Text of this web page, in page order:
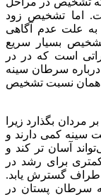
اما تشخیص زود
به علت عدم آگاهی
بسیار سریع
است که در در
سرطان سینه
همان نسبت تشخیص
مردان بگذارد زیرا
سینه کمی دارند و
آسان تر کند و
برای رشد در
گسترش یابد.
مبتلا به سرطان پستان در